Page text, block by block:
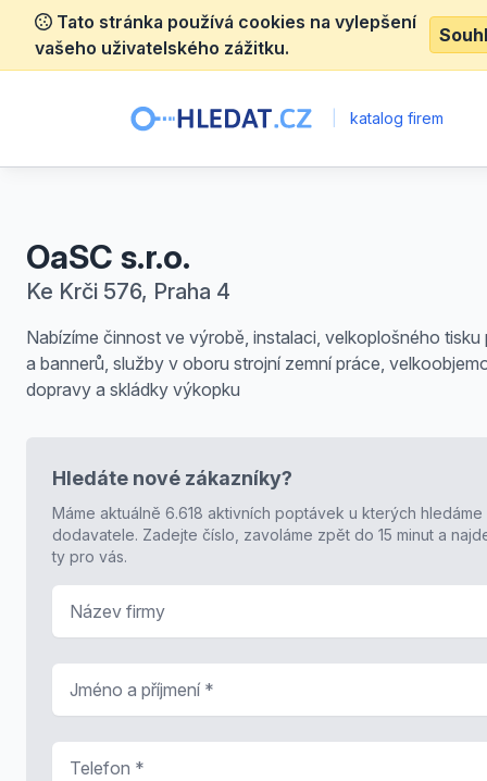
Tato stránka používá cookies na vylepšení
vašeho uživatelského zážitku.
katalog firem
OaSC s.r.o.
Ke Krči 576, Praha 4
Nabízíme činnost ve výrobě, instalaci, velkoplošného tisku
a bannerů, služby v oboru strojní zemní práce,
dopravy a skládky výkopku
Hledáte nové zákazníky?
Máme aktuálně 6.618 aktivních poptávek u kterých hledáme
dodavatele. Zadejte číslo, zavoláme zpět do 15 minut a
ty pro vás.